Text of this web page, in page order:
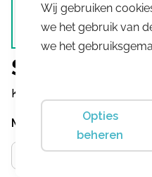
Solidus
Kinga crust micro croco
Maat
Wij gebruiken
we het gebruik van
we het
Opties
beheren